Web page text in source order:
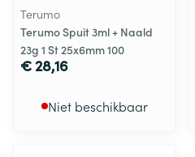
Terumo
Terumo Spuit 3ml + Naald
23g 1 St 25x6mm 100
€ 28,16
Niet beschikbaar